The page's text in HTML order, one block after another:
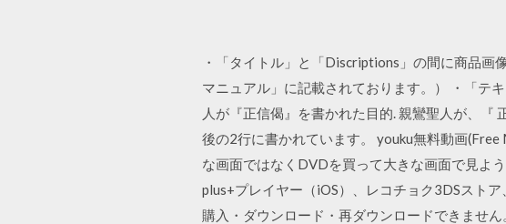
・「タイトル」と「Discriptions」の間に商品画
マニュアル」に記載されております。） ・「テ
人が『正信偈』を書かれた目的. 親鸞聖人が、『
後の2行に書かれています。 youku無料動画
な画面ではなくDVDを買って大きな画面で見よ
plus+プレイヤー（iOS）、レコチョク3DSスト
購入・ダウンロード・再ダウンロードできませ